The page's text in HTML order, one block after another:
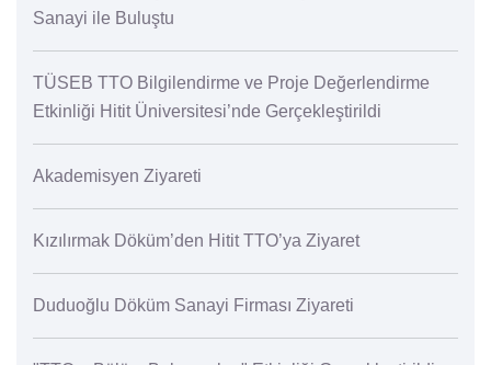
Sanayi ile Buluştu
TÜSEB TTO Bilgilendirme ve Proje Değerlendirme
Etkinliği Hitit Üniversitesi’nde Gerçekleştirildi
Akademisyen Ziyareti
Kızılırmak Döküm’den Hitit TTO’ya Ziyaret
Duduoğlu Döküm Sanayi Firması Ziyareti